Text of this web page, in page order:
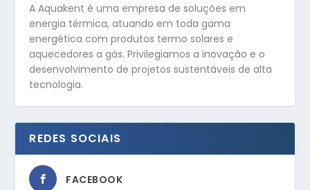
A Aquakent é uma empresa de soluções em
energia térmica, atuando em toda gama
energética com produtos termo solares e
aquecedores a gás. Privilegiamos a inovação e o
desenvolvimento de projetos sustentáveis de alta
tecnologia.
REDES SOCIAIS
FACEBOOK